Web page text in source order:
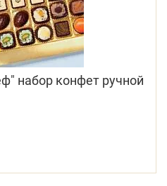
набор конфет ручной